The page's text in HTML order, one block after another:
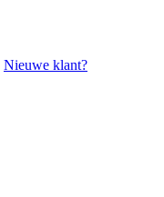
Nieuwe klant?